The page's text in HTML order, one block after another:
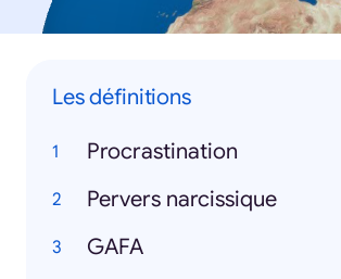
Les définitions
Procrastination
Pervers narcissique
GAFA